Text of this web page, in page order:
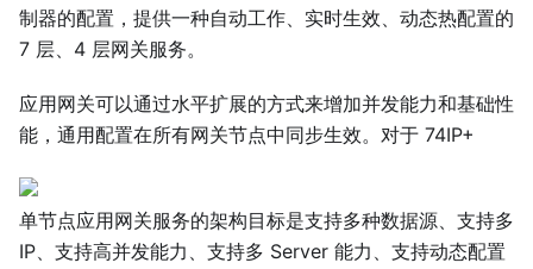
制器的配置，提供一种自动工作、实时生效、动态热配置的
7 层、4 层网关服务。
应用网关可以通过水平扩展的方式来增加并发能力和基础性
能，通用配置在所有网关节点中同步生效。对于 74IP+
单节点应用网关服务的架构目标是支持多种数据源、支持多
IP、支持高并发能力、支持多 Server 能力、支持动态配置